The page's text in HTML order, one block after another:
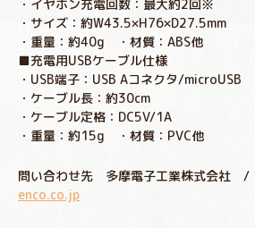
・イヤホン充電回数：最大約2回※
・サイズ：約W43.5×H76×D27.5mm
・重量：約40g ・材質：ABS他
■充電用USBケーブル仕様
・USB端子：USB Aコネクタ/microUSB
・ケーブル長：約30cm
・ケーブル定格：DC5V/1A
・重量：約15g ・材質：PVC他
問い合わせ先 多摩電子工業株式会社 /
enco.co.jp